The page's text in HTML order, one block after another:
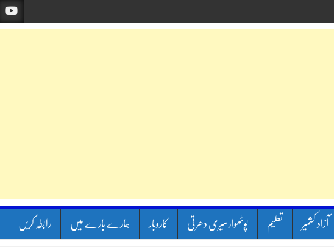
آزاد کشمیر تعلیم پوٹھوار میری دھرتی کاروبار ہمارے بارے میں رابطہ کریں